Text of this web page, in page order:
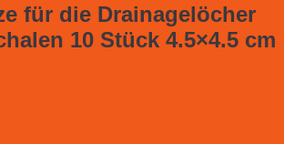
für die Drainagelöcher
10 Stück 4.5×4.5 cm